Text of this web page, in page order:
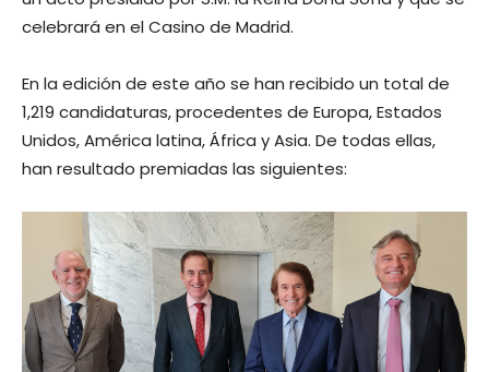
celebrará en el Casino de Madrid.
En la edición de este año se han recibido un total de
1,219 candidaturas, procedentes de Europa, Estados
Unidos, América latina, África y Asia. De todas ellas,
han resultado premiadas las siguientes: